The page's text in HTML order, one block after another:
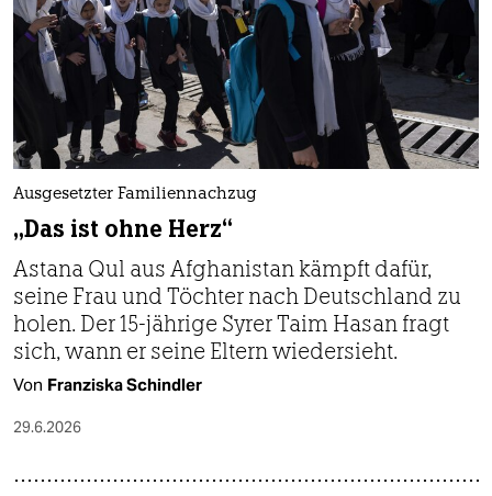
Ausgesetzter Familiennachzug
„Das ist ohne Herz“
Astana Qul aus Afghanistan kämpft dafür,
seine Frau und Töchter nach Deutschland zu
holen. Der 15-jährige Syrer Taim Hasan fragt
sich, wann er seine Eltern wiedersieht.
Von Franziska Schindler
29.6.2026